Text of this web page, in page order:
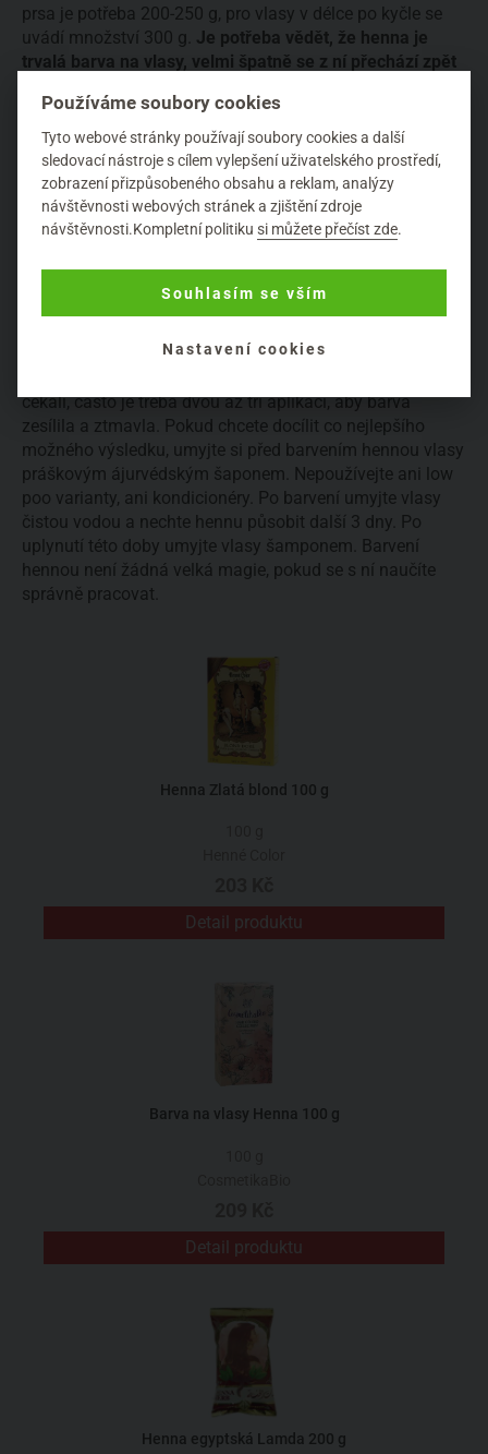
prsa je potřeba 200-250 g, pro vlasy v délce po kyčle se
uvádí množství 300 g. Je potřeba vědět, že henna je
trvalá barva na vlasy, velmi špatně se z ní přechází zpět
Často se setkáváme s tím, že se hennařky předhánějí v
tom, kdo si udělal lepší barvicí mix s kořením, jogurtem,
mlékem nebo jinými potravinami. Ty mají podpořit lepší
rozvinutí pigmentace, ale pravdou je, že se původně
začaly přidávat do henny, která nebyla dostatečně dobře
následně lépe vymyla z vlasů i se všemi nečistotami.
aniž by si to ti, kteří je praktikují, uvědomovali. Nezoufejte,
čekali, často je třeba dvou až tří aplikací, aby barva
zesílila a ztmavla. Pokud chcete docílit co nejlepšího
možného výsledku, umyjte si před barvením hennou vlasy
práškovým ájurvédským šaponem. Nepoužívejte ani low
poo varianty, ani kondicionéry. Po barvení umyjte vlasy
čistou vodou a nechte hennu působit další 3 dny. Po
uplynutí této doby umyjte vlasy šamponem. Barvení
hennou není žádná velká magie, pokud se s ní naučíte
správně pracovat.
Henna Zlatá blond 100 g
Detail produktu
Barva na vlasy Henna 100 g
Detail produktu
Henna egyptská Lamda 200 g
Používáme soubory cookies
Tyto webové stránky používají soubory cookies a další
sledovací nástroje s cílem vylepšení uživatelského prostředí,
zobrazení přizpůsobeného obsahu a reklam, analýzy
návštěvnosti webových stránek a zjištění zdroje
návštěvnosti.Kompletní politikusi můžete přečíst zde.
Souhlasím se vším
Nastavení cookies